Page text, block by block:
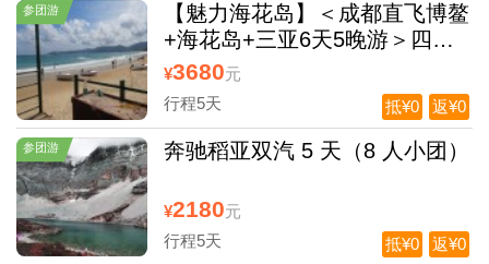
参团游
【魅力海花岛】＜成都直飞博鳌
+海花岛+三亚6天5晚游＞四川
独立发团，入住一晚海花岛欧堡
酒店
¥3680元
行程5天
返¥0
抵¥0
参团游 奔驰稻亚双汽 5 天（8 人小团）
¥2180元
行程5天
返¥0
抵¥0